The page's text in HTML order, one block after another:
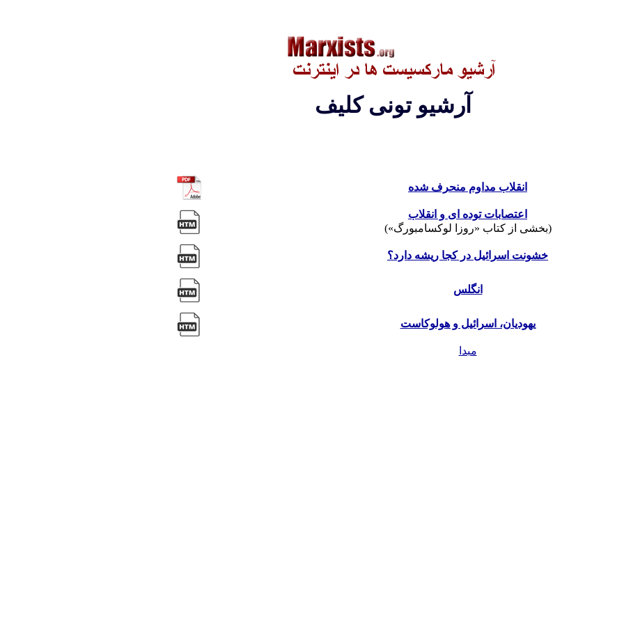
آرشيو تونی کليف
انقلاب مداوم منحرف شده
اعتصابات توده ای و انقلاب
(بخشی از کتاب «روزا لوکسامبورگ»)
خشونت اسرائیل در کجا ریشه دارد؟
انگلس
یهودیان، اسرائیل و هولوکاست
مبدا